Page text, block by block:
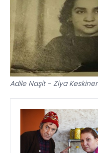
Adile Naşit - Ziya Keskiner